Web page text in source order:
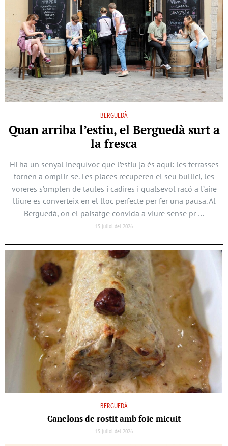
BERGUEDÀ
Quan arriba l’estiu, el Berguedà surt a
la fresca
Hi ha un senyal inequívoc que l’estiu ja és aquí: les terrasses
tornen a omplir-se. Les places recuperen el seu bullici, les
voreres s’omplen de taules i cadires i qualsevol racó a l’aire
lliure es converteix en el lloc perfecte per fer una pausa. Al
Berguedà, on el paisatge convida a viure sense pr …
15 juliol del 2026
BERGUEDÀ
Canelons de rostit amb foie micuit
15 juliol del 2026